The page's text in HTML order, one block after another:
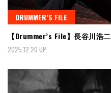
DRUMMER’S FILE
【Drummer’s File】長谷川浩二
2025.12.20 UP